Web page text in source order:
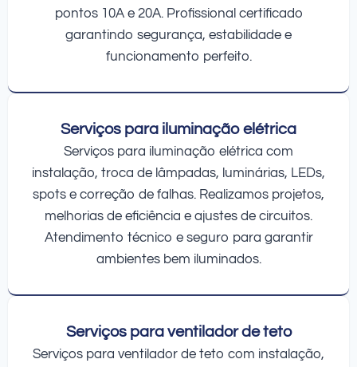
pontos 10A e 20A. Profissional certificado
garantindo segurança, estabilidade e
funcionamento perfeito.
Serviços para iluminação elétrica
Serviços para iluminação elétrica com
instalação, troca de lâmpadas, luminárias, LEDs,
spots e correção de falhas. Realizamos projetos,
melhorias de eficiência e ajustes de circuitos.
Atendimento técnico e seguro para garantir
ambientes bem iluminados.
Serviços para ventilador de teto
Serviços para ventilador de teto com instalação,